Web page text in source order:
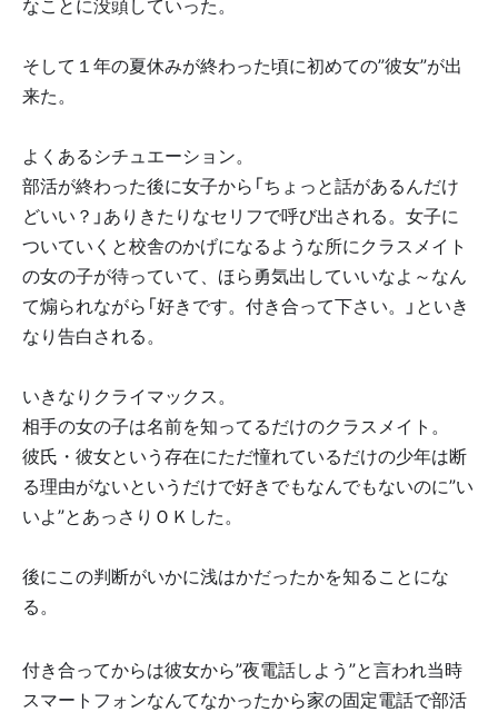
なことに没頭していった。
そして１年の夏休みが終わった頃に初めての”彼女”が出
来た。
よくあるシチュエーション。
部活が終わった後に女子から「ちょっと話があるんだけ
どいい？」ありきたりなセリフで呼び出される。女子に
ついていくと校舎のかげになるような所にクラスメイト
の女の子が待っていて、ほら勇気出していいなよ～なん
て煽られながら「好きです。付き合って下さい。」といき
なり告白される。
いきなりクライマックス。
相手の女の子は名前を知ってるだけのクラスメイト。
彼氏・彼女という存在にただ憧れているだけの少年は断
る理由がないというだけで好きでもなんでもないのに”い
いよ”とあっさりＯＫした。
後にこの判断がいかに浅はかだったかを知ることにな
る。
付き合ってからは彼女から”夜電話しよう”と言われ当時
スマートフォンなんてなかったから家の固定電話で部活